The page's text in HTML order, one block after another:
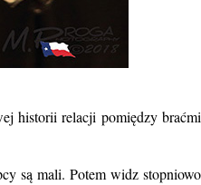
historii relacji pomiędzy braćmi
są mali. Potem widz stopniowo